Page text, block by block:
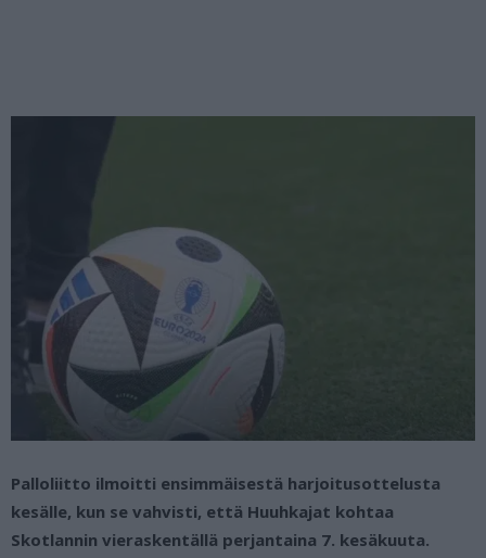
Palloliitto ilmoitti ensimmäisestä harjoitusottelusta
kesälle, kun se vahvisti, että Huuhkajat kohtaa
Skotlannin vieraskentällä perjantaina 7. kesäkuuta.